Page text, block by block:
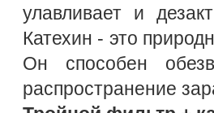
улавливает и
Катехин - это
Он способен
распространение